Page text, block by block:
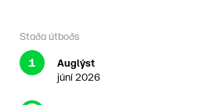
Staða útboðs
1
Auglýst
júní 2026